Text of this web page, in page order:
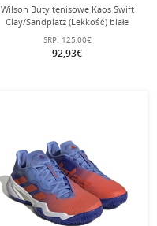
Wilson Buty tenisowe Kaos Swift
Clay/Sandplatz (Lekkość) białe
męskie
SRP: 125,00€
92,93€